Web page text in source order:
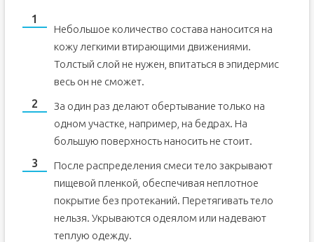
Небольшое количество состава наносится на
кожу легкими втирающими движениями.
Толстый слой не нужен, впитаться в эпидермис
весь он не сможет.
За один раз делают обертывание только на
одном участке, например, на бедрах. На
большую поверхность наносить не стоит.
После распределения смеси тело закрывают
пищевой пленкой, обеспечивая неплотное
покрытие без протеканий. Перетягивать тело
нельзя. Укрываются одеялом или надевают
теплую одежду.